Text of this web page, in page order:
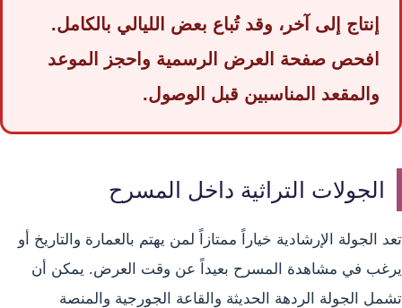
إنتاج إلى آخر، وقد تُباع بعض الليالي بالكامل.
افحص صفحة العرض الرسمية واحجز الموعد
والمقعد المناسبين قبل الوصول.
الجولات التراثية داخل المسرح
تعد الجولة الإرشادية خياراً ممتازاً لمن يهتم بالعمارة والتاريخ أو
يرغب في مشاهدة المسرح بعيداً عن وقت العرض. يمكن أن
تشمل الجولة الردهة الحديثة والقاعة الجورجية والمنصة